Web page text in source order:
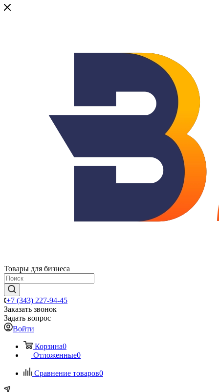
Товары для бизнеса
+7 (343) 227-94-45
Заказать звонок
Задать вопрос
Войти
Корзина0
Отложенные0
Сравнение товаров0